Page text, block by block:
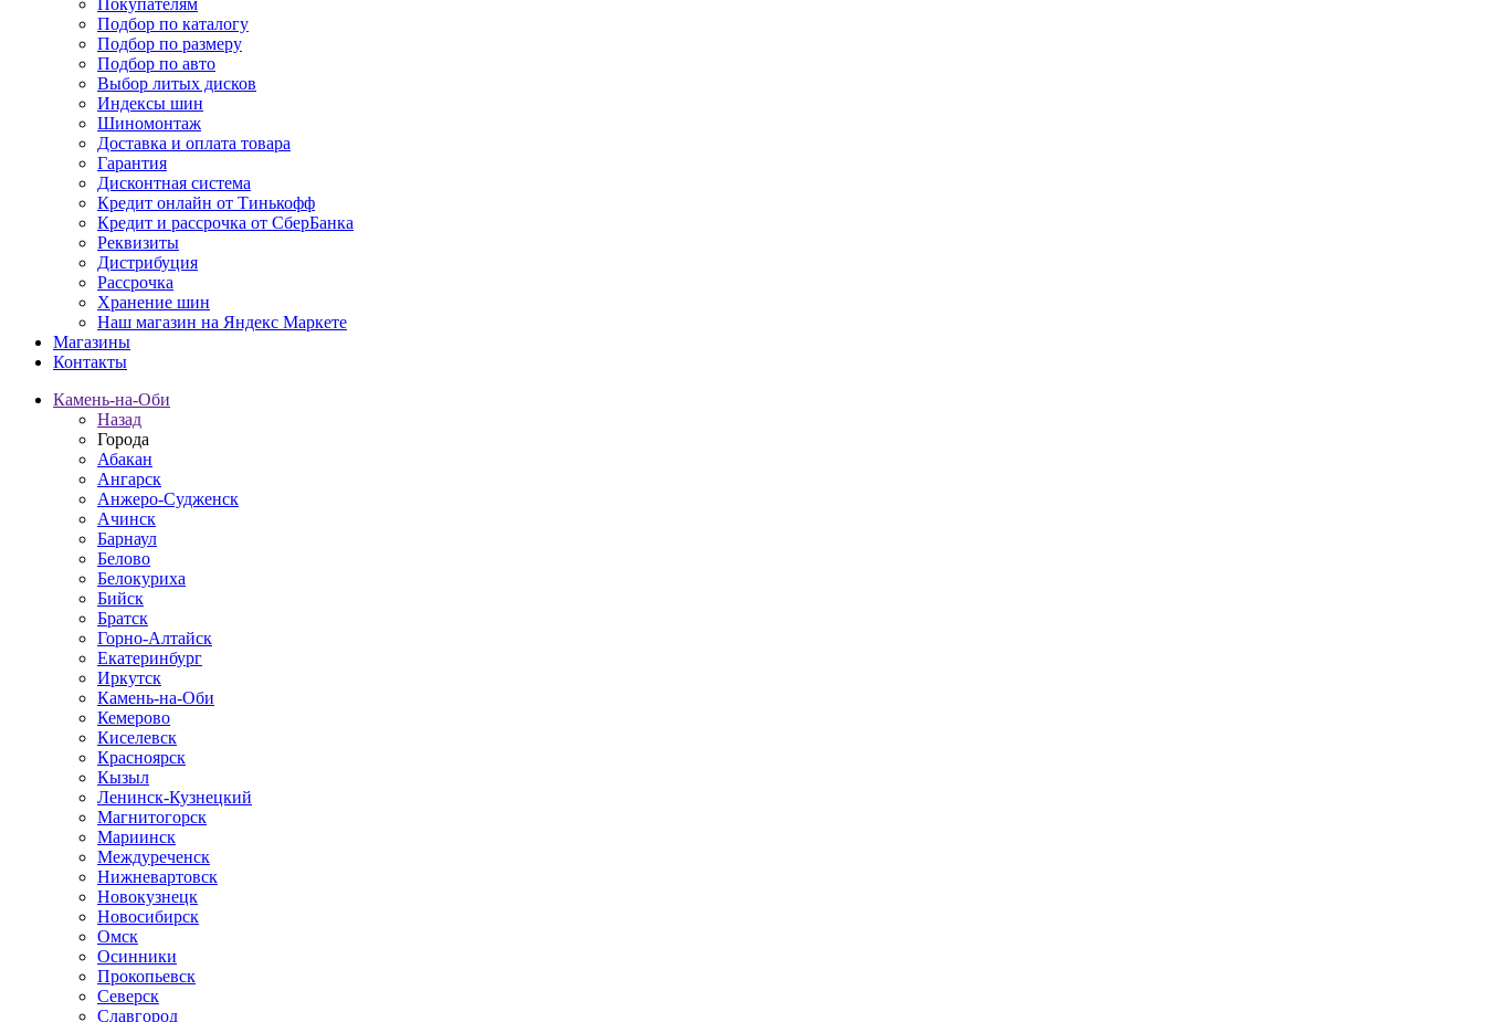
Покупателям
Подбор по каталогу
Подбор по размеру
Подбор по авто
Выбор литых дисков
Индексы шин
Шиномонтаж
Доставка и оплата товара
Гарантия
Дисконтная система
Кредит онлайн от Тинькофф
Кредит и рассрочка от СберБанка
Реквизиты
Дистрибуция
Рассрочка
Хранение шин
Наш магазин на Яндекс Маркете
Магазины
Контакты
Камень-на-Оби
Назад
Города
Абакан
Ангарск
Анжеро-Судженск
Ачинск
Барнаул
Белово
Белокуриха
Бийск
Братск
Горно-Алтайск
Екатеринбург
Иркутск
Камень-на-Оби
Кемерово
Киселевск
Красноярск
Кызыл
Ленинск-Кузнецкий
Магнитогорск
Мариинск
Междуреченск
Нижневартовск
Новокузнецк
Новосибирск
Омск
Осинники
Прокопьевск
Северск
Славгород